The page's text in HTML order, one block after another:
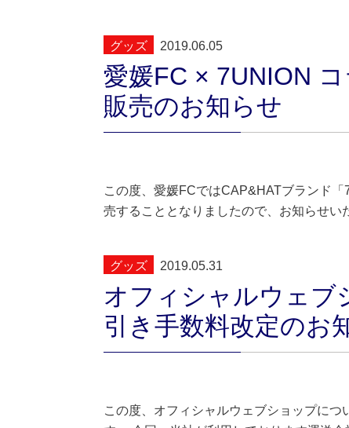
グッズ 2019.06.05
愛媛FC × 7UNION
販売のお知らせ
この度、愛媛FCではCAP&HATブランド
売することとなりましたので、お知らせい
グッズ 2019.05.31
オフィシャルウェブ
引き手数料改定のお
この度、オフィシャルウェブショップに